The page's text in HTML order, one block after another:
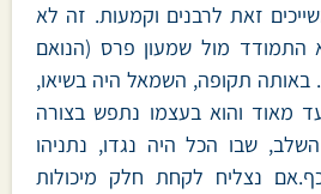
זאת לרבנים וקמעות. זה לא
התמודד מול שמעון פרס (הנואם
באותה תקופה, השמאל היה בשיאו,
מאוד והוא בעצמו נתפש בצורה
שבו הכל היה נגדו, נתניהו
נצליח לקחת חלק מיכולות